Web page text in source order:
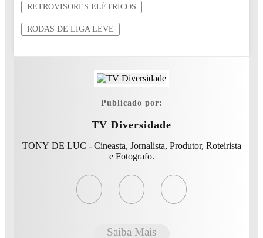
RETROVISORES ELÉTRICOS
RODAS DE LIGA LEVE
Publicado por:
TV Diversidade
TONY DE LUC - Cineasta, Jornalista, Produtor, Roteirista
e Fotografo.
Saiba Mais